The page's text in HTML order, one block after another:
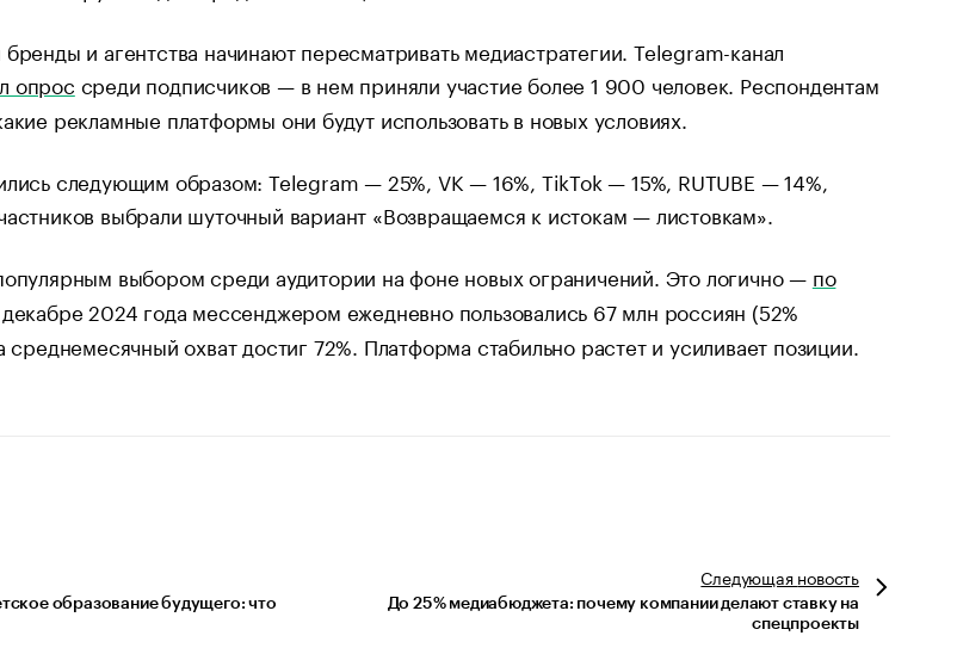
и агентства начинают пересматривать медиастратегии. Telegram-канал
опрос среди подписчиков — в нем приняли участие более 1 900 человек. Респондентам
рекламные платформы они будут использовать в новых условиях.
следующим образом: Telegram — 25%, VK — 16%, TikTok — 15%, RUTUBE — 14%,
выбрали шуточный вариант «Возвращаемся к истокам — листовкам».
выбором среди аудитории на фоне новых ограничений. Это логично — по
2024 года мессенджером ежедневно пользовались 67 млн россиян (52%
среднемесячный охват достиг 72%. Платформа стабильно растет и усиливает позиции.
образование будущего: что
Следующаяновость
До 25% медиабюджета: почему компании делают ставку на
спецпроекты